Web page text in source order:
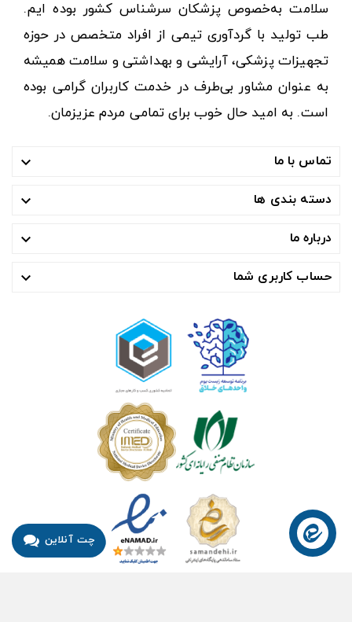
سلامت به‌خصوص پزشکان سرشناس کشور بوده ایم.
طب تولید با گردآوری تیمی از افراد متخصص در حوزه
تجهیزات پزشکی، آرایشی و بهداشتی و سلامت همیشه
به عنوان مشاور بی‌طرف در خدمت کاربران گرامی بوده
است. به امید حال خوب برای تمامی مردم عزیزمان.
تماس با ما 
دسته بندی ها 
درباره ما 
حساب کاربری شما 
چت آنلاین